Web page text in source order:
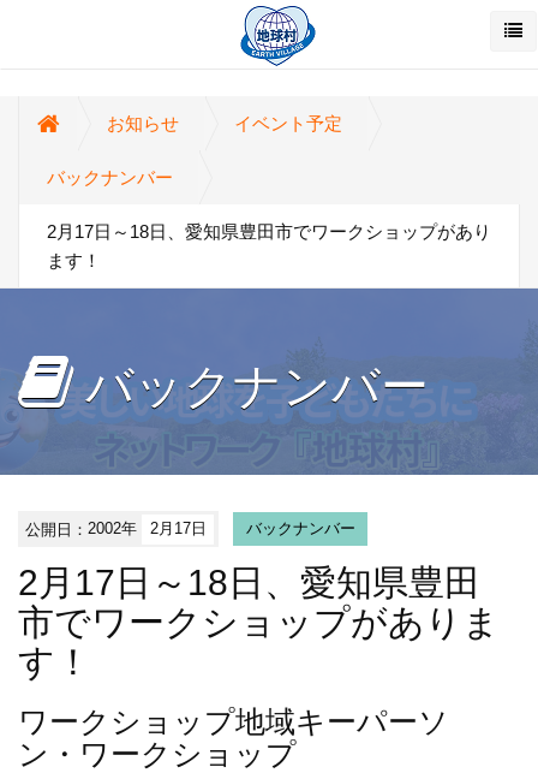
お知らせ イベント予定
バックナンバー
2月17日～18日、愛知県豊田市でワークショップがあり
ます！
バックナンバー
公開日：2002年 2月17日 バックナンバー
2月17日～18日、愛知県豊田
市でワークショップがありま
す！
ワークショップ地域キーパーソ
ン・ワークショップ